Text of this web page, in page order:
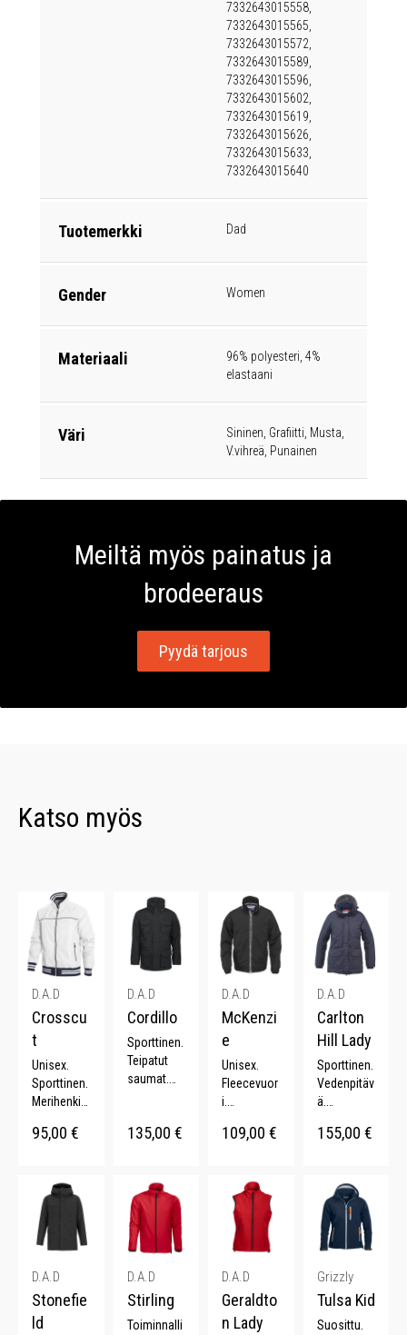
7332643015558,
7332643015565,
7332643015572,
7332643015589,
7332643015596,
7332643015602,
7332643015619,
7332643015626,
7332643015633,
7332643015640
Tuotemerkki Dad
Gender Women
Materiaali
96% polyesteri, 4%
elastaani
Väri
Sininen, Grafiitti, Musta,
V.vihreä, Punainen
Meiltä myös painatus ja
brodeeraus
Pyydä tarjous
Katso myös
D.A.D
Crosscu
t
Unisex.
Sporttinen.
Merihenkin
Vedenpitäv
ikatut
hihat.
95,00 €
D.A.D
Cordillo
Sporttinen.
Teipatut
saumat.
Piilotettava
vyötärö.
135,00 €
D.A.D
McKenzi
e
Unisex.
Fleecevuor
i.
Sporttinen.
hihat.
109,00 €
D.A.D
Carlton
Hill Lady
Sporttinen.
Vedenpitäv
ä.
takaosa.
Irrotettava
huppu.
155,00 €
D.A.D
Stonefie
ld
D.A.D
Stirling
Toiminnalli
D.A.D
Geraldto
n Lady
Grizzly
Tulsa Kid
Suosittu.